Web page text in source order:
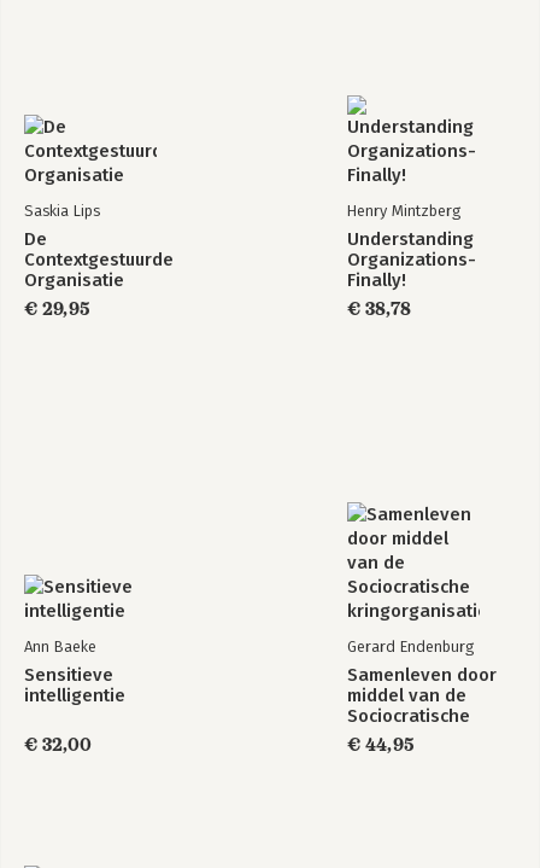
Saskia Lips
De
Contextgestuurde
Organisatie
€ 29,95
Henry Mintzberg
Understanding
Organizations-
Finally!
€ 38,78
Ann Baeke
Sensitieve
intelligentie
€ 32,00
Gerard Endenburg
Samenleven door
middel van de
Sociocratische
kringorganisatie
€ 44,95